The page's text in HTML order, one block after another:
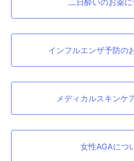
二日酔いのお薬に
インフルエンザ予防の
メディカルスキンケ
女性AGAにつ